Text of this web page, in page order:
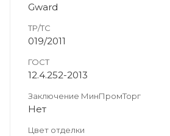
Gward
ТР/ТС
019/2011
ГОСТ
12.4.252-2013
Заключение МинПромТорг
Нет
Цвет отделки